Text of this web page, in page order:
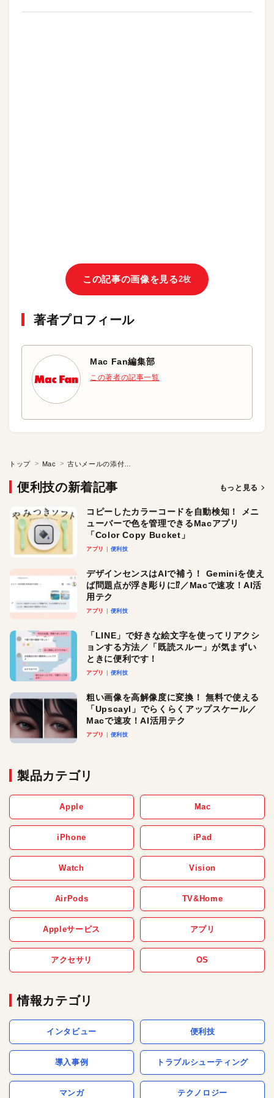
この記事の画像を見る2枚
著者プロフィール
Mac Fan編集部
この著者の記事一覧
トップ Mac
便利技の新着記事 もっと見る
コピーしたカラーコードを自動検知！ メニ
ューバーで色を管理できるMacアプリ
「Color Copy Bucket」
アプリ 便利技
デザインセンスはAIで補う！ Geminiを使え
ば問題点が浮き彫りに⁉︎／Macで速攻！AI活
用テク
アプリ 便利技
「LINE」で好きな絵文字を使ってリアクシ
ョンする方法／「既読スルー」が気まずい
ときに便利です！
アプリ 便利技
粗い画像を高解像度に変換！ 無料で使える
「Upscayl」でらくらくアップスケール／
Macで速攻！AI活用テク
アプリ 便利技
製品カテゴリ
Apple Mac
iPhone iPad
Watch Vision
AirPods TV&Home
Appleサービス アプリ
アクセサリ OS
情報カテゴリ
インタビュー 便利技
導入事例 トラブルシューティング
マンガ テクノロジー